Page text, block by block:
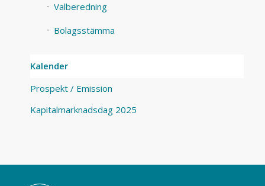
Valberedning
Bolagsstämma
Kalender
Prospekt / Emission
Kapitalmarknadsdag 2025